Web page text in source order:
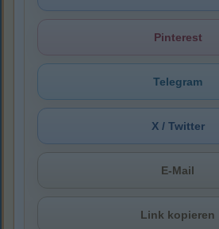
Pinterest
Telegram
X / Twitter
E-Mail
Link kopieren